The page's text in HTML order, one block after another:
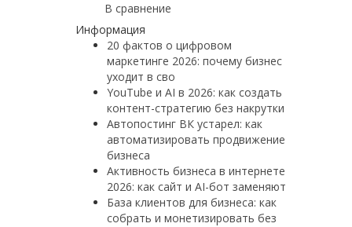
В сравнение
Информация
20 фактов о цифровом
маркетинге 2026: почему бизнес
уходит в сво
YouTube и AI в 2026: как создать
контент-стратегию без накрутки
Автопостинг ВК устарел: как
автоматизировать продвижение
бизнеса
Активность бизнеса в интернете
2026: как сайт и AI-бот заменяют
База клиентов для бизнеса: как
собрать и монетизировать без